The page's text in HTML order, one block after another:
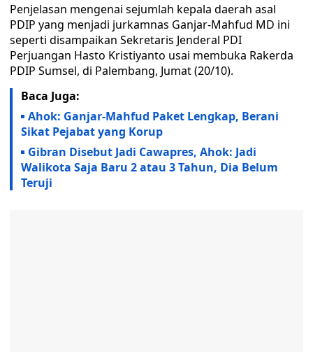
Penjelasan mengenai sejumlah kepala daerah asal
PDIP yang menjadi jurkamnas Ganjar-Mahfud MD ini
seperti disampaikan Sekretaris Jenderal PDI
Perjuangan Hasto Kristiyanto usai membuka Rakerda
PDIP Sumsel, di Palembang, Jumat (20/10).
Baca Juga:
Ahok: Ganjar-Mahfud Paket Lengkap, Berani
Sikat Pejabat yang Korup
Gibran Disebut Jadi Cawapres, Ahok: Jadi
Walikota Saja Baru 2 atau 3 Tahun, Dia Belum
Teruji